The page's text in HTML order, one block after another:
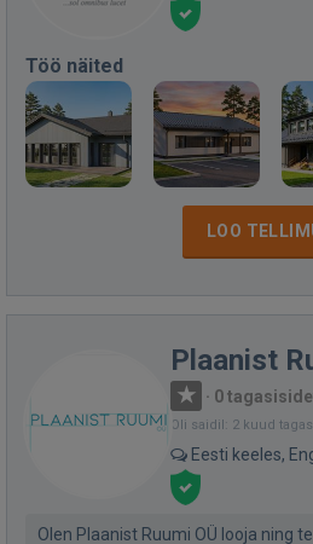
Töö näited
LOO
Plaanist
· 0
Oli saidil: 2 kuud
Eesti keeles,
Olen Plaanist Ruumi OÜ looja ning